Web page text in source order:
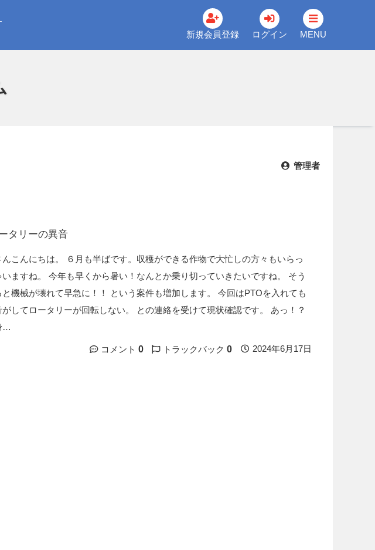
新規会員登録
ログイン MENU
管理者
タリーの異音
んこんにちは。 ６月も半ばです。収穫ができる作物で大忙しの方々もいらっ
いますね。 今年も早くから暑い！なんとか乗り切っていきたいですね。 そう
と機械が壊れて早急に！！ という案件も増加します。 今回はPTOを入れても
がしてロータリーが回転しない。 との連絡を受けて現状確認です。 あっ！？
…
コメント 0 トラックバック 0 2024年6月17日